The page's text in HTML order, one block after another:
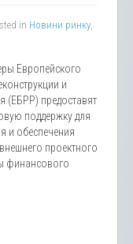
in Новини ринку,
Европейского
и
(ЕБРР) предоставят
поддержку для
и обеспечения
проектного
финансового